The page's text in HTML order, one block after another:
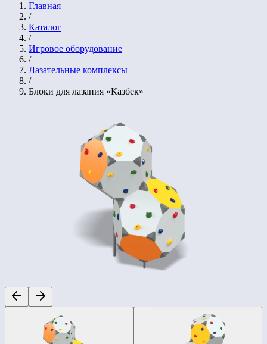
Главная
/
Каталог
/
Игровое оборудование
/
Лазательные комплексы
/
Блоки для лазания «Казбек»